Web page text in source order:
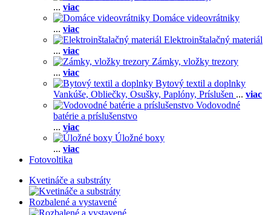
... viac
Domáce videovrátniky
... viac
Elektroinštalačný materiál
... viac
Zámky, vložky trezory
... viac
Bytový textil a doplnky
Vankúše, Obliečky, Osušky, Paplóny, Príslušen ... viac
Vodovodné
batérie a príslušenstvo
... viac
Úložné boxy
... viac
Fotovoltika
Kvetináče a substráty
Rozbalené a vystavené